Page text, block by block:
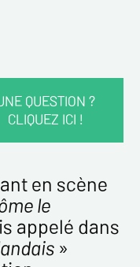
QUESTION ?
CLIQUEZ ICI !
en scène
le
appelé dans
»